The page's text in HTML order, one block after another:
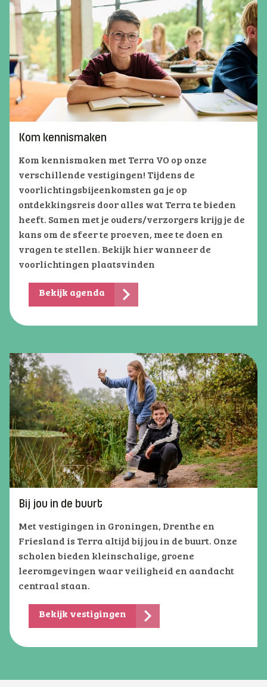
Kom kennismaken
Kom kennismaken met Terra VO op onze
verschillende vestigingen! Tijdens de
voorlichtingsbijeenkomsten ga je op
ontdekkingsreis door alles wat Terra te bieden
heeft. Samen met je ouders/verzorgers krijg je de
kans om de sfeer te proeven, mee te doen en
vragen te stellen. Bekijk hier wanneer de
voorlichtingen plaatsvinden
Bekijk agenda
Bij jou in de buurt
Met vestigingen in Groningen, Drenthe en
Friesland is Terra altijd bij jou in de buurt. Onze
scholen bieden kleinschalige, groene
leeromgevingen waar veiligheid en aandacht
centraal staan.
Bekijk vestigingen